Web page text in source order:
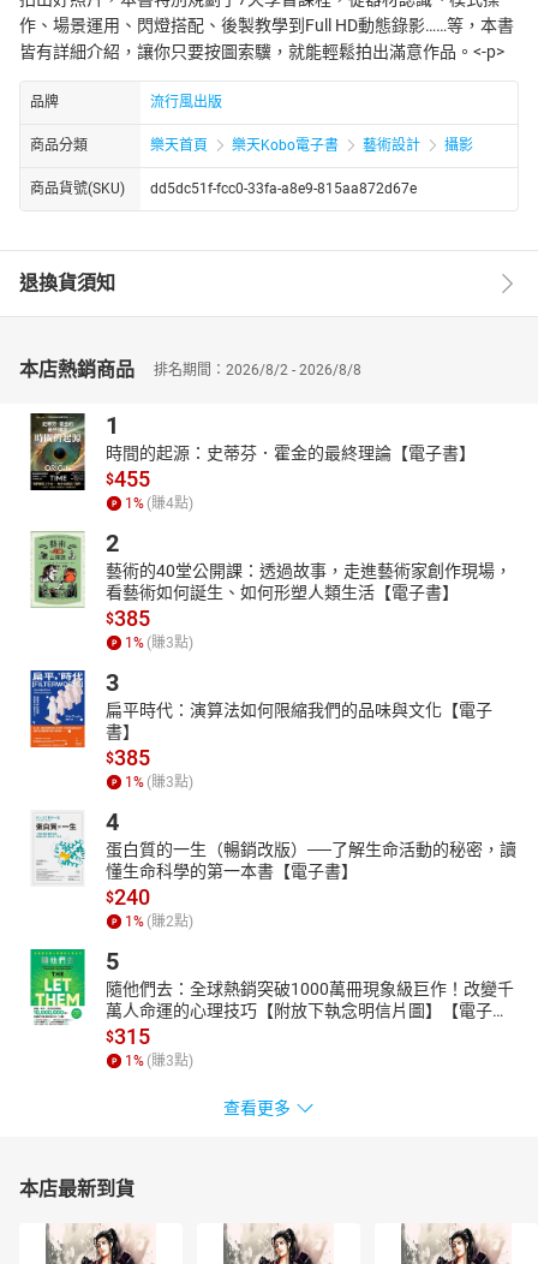
作、場景運用、閃燈搭配、後製教學到Full HD動態錄影……等，本書
皆有詳細介紹，讓你只要按圖索驥，就能輕鬆拍出滿意作品。<-p>
品牌 流行風出版
商品分類 樂天首頁 樂天Kobo電子書 藝術設計 攝影
商品貨號(SKU) dd5dc51f-fcc0-33fa-a8e9-815aa872d67e
退換貨須知
本店熱銷商品 排名期間：2026/8/2 - 2026/8/8
1
時間的起源：史蒂芬．霍金的最終理論【電子書】
$455
1% (賺4點)
2
藝術的40堂公開課：透過故事，走進藝術家創作現場，
看藝術如何誕生、如何形塑人類生活【電子書】
$385
1% (賺3點)
3
扁平時代：演算法如何限縮我們的品味與文化【電子
書】
$385
1% (賺3點)
4
蛋白質的一生（暢銷改版）──了解生命活動的秘密，讀
懂生命科學的第一本書【電子書】
$240
1% (賺2點)
5
隨他們去：全球熱銷突破1000萬冊現象級巨作！改變千
萬人命運的心理技巧【附放下執念明信片圖】【電子
書】
$315
1% (賺3點)
查看更多
本店最新到貨